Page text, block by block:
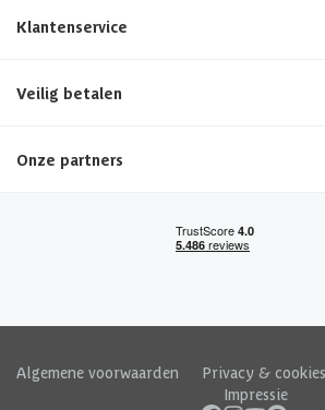
Klantenservice
Veilig betalen
Onze partners
Algemene voorwaarden Privacy & cookies
Impressie